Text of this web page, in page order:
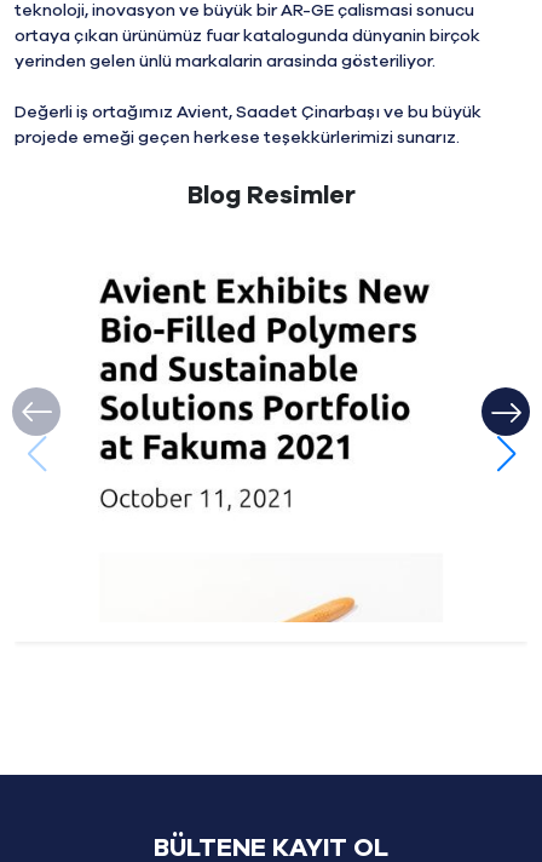
teknoloji, inovasyon ve büyük bir AR-GE çalismasi sonucu
ortaya çıkan ürünümüz fuar katalogunda dünyanin birçok
yerinden gelen ünlü markalarin arasinda gösteriliyor.
Değerli iş ortağımız Avient, Saadet Çinarbaşı ve bu büyük
projede emeği geçen herkese teşekkürlerimizi sunarız.
Blog Resimler
BÜLTENE KAYIT OL